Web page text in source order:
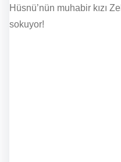
Hüsnü’nün muhabir kızı
sokuyor!